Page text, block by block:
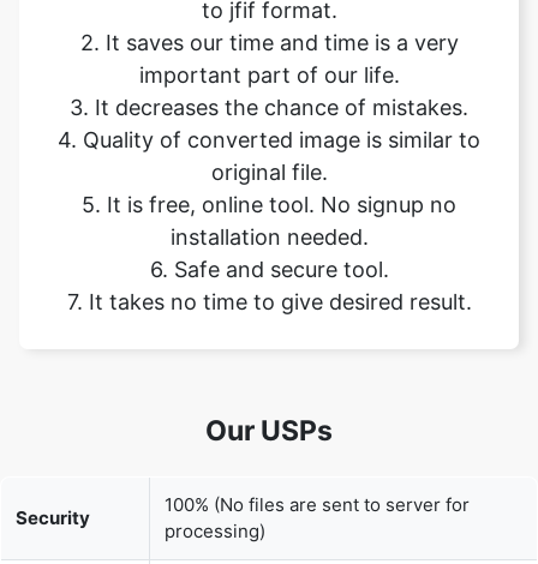
4. Quality of converted image is similar to
original file.
5. It is free, online tool. No signup no
installation needed.
6. Safe and secure tool.
7. It takes no time to give desired result.
Our USPs
processing)
limits
None (No limit on size of files)